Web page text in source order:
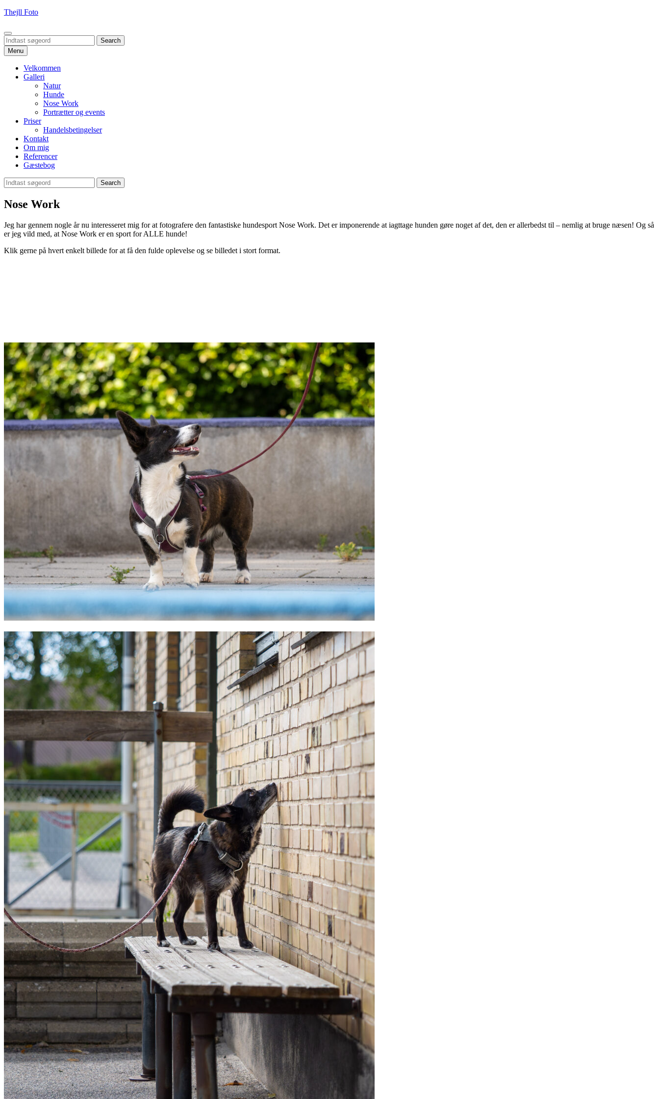
Skip
Thejll Foto
Search
Search
for:
Search
Menu
Velkommen
Galleri
Natur
Hunde
Nose Work
Portrætter og events
Priser
Handelsbetingelser
Kontakt
Om mig
Referencer
Gæstebog
Search
for:
Search
Nose Work
Jeg har gennem nogle år nu interesseret mig for at fotografere den fantastiske hundesport Nose Work. Det er imponerende at iagttage hunden gøre noget af det, den er allerbedst til – nemlig at bruge næsen! Og så
er jeg vild med, at Nose Work er en sport for ALLE hunde!
Klik gerne på hvert enkelt billede for at få den fulde oplevelse og se billedet i stort format.